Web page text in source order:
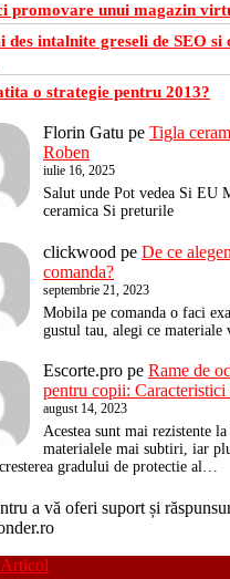
promovare unui magazin
des intalnite greseli de SEO si
o strategie pentru 2013?
Florin Gatu pe Tigla
Roben
iulie 16, 2025
Salut unde Pot vedea Si EU
ceramica Si preturile
clickwood pe De ce
comanda?
septembrie 21, 2023
Mobila pe comanda o faci
gustul tau, alegi ce materiale
Escorte.pro pe Rame de
pentru copii:
august 14, 2023
Acestea sunt mai rezistente
materialele mai subtiri, iar
cresterea gradului de protectie al…
a vă oferi suport și